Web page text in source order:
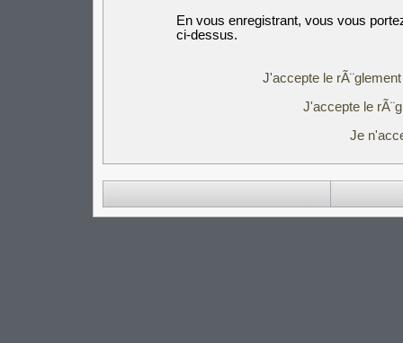
En vous enregistrant, vous vous
ci-dessus.
J'accepte le
J'accepte le
Je